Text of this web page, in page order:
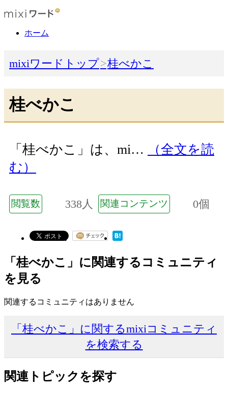
ホーム
mixiワードトップ 桂べかこ
桂べかこ
「桂べかこ」は、mi…
（全文を読
む）
閲覧数 338人 関連コンテンツ 0個
「桂べかこ」に関連するコミュニティ
を見る
関連するコミュニティはありません
「桂べかこ」に関するmixiコミュニティ
を検索する
関連トピックを探す